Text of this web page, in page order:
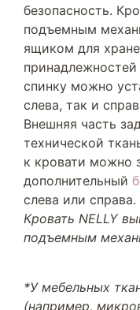
безопасность.
подъемным
ящиком для
спинку можно
слева, так и
Внешняя часть
технической
к кровати можно
дополнительный
слева или справа.
Кровать NELLY
подъемным
*У мебельных
(например,